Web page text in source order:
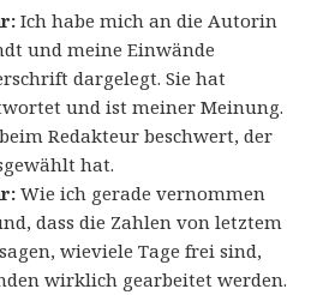
Ich habe mich an die Autorin
und meine Einwände
dargelegt. Sie hat
und ist meiner Meinung.
Redakteur beschwert, der
hat.
Wie ich gerade vernommen
dass die Zahlen von letztem
wieviele Tage frei sind,
wirklich gearbeitet werden.